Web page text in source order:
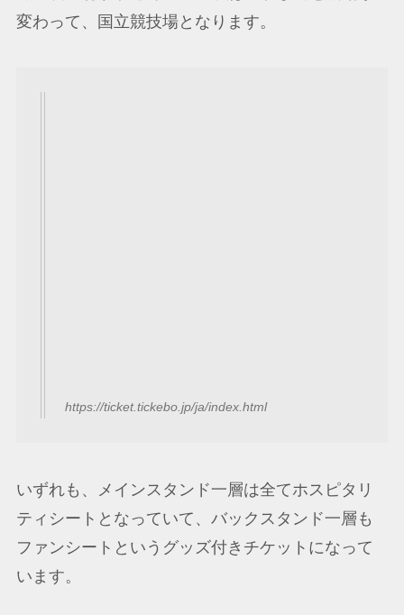
変わって、国立競技場となります。
https://ticket.tickebo.jp/ja/index.html
いずれも、メインスタンド一層は全てホスピタリ
ティシートとなっていて、バックスタンド一層も
ファンシートというグッズ付きチケットになって
います。